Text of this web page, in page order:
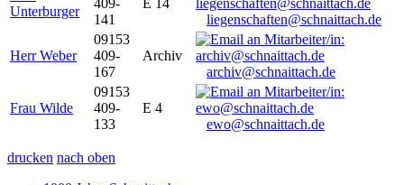
Unterburger
409-
141
E 14
liegenschaften@schnaittach.de
Herr Weber
09153
409-
167
Archiv
archiv@schnaittach.de
Frau Wilde
09153
409-
133
E 4
ewo@schnaittach.de
drucken nach oben